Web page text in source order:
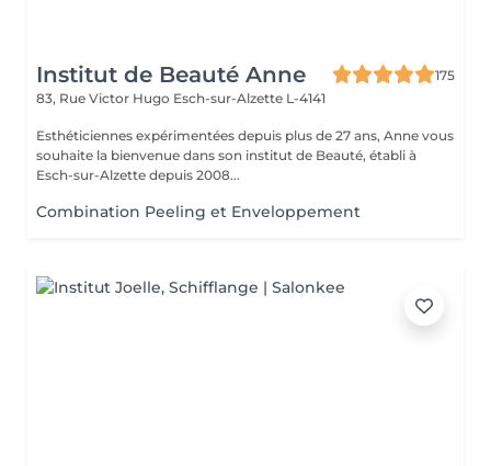
Institut de Beauté Anne
175
83, Rue Victor Hugo Esch-sur-Alzette L-4141
Esthéticiennes expérimentées depuis plus de 27 ans, Anne vous
souhaite la bienvenue dans son institut de Beauté, établi à
Esch-sur-Alzette depuis 2008...
Combination Peeling et Enveloppement